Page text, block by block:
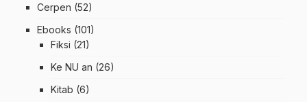
Cerpen (52)
Ebooks (101)
Fiksi (21)
Ke NU an (26)
Kitab (6)